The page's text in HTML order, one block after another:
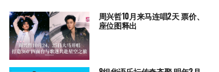
周兴哲10月来马连唱2天 票价、
座位图释出